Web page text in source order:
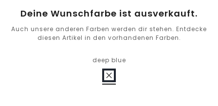
Deine Wunschfarbe ist ausverkauft.
Auch unsere anderen Farben werden dir stehen. Entdecke
diesen Artikel in den vorhandenen Farben.
deep blue